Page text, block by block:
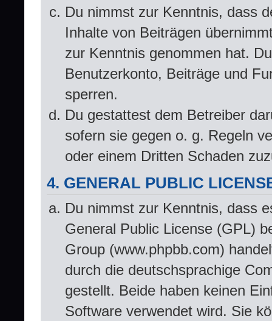
Du nimmst zur Kenntnis, dass
Inhalte von Beiträgen
zur Kenntnis genommen hat.
Benutzerkonto, Beiträge und
sperren.
Du gestattest dem Betreiber
sofern sie gegen o. g. Regeln
oder einem Dritten Schaden
4. GENERAL PUBLIC
Du nimmst zur Kenntnis, dass
General Public License (GPL)
Group (www.phpbb.com)
durch die deutschsprachige
gestellt. Beide haben keinen
Software verwendet wird. Sie